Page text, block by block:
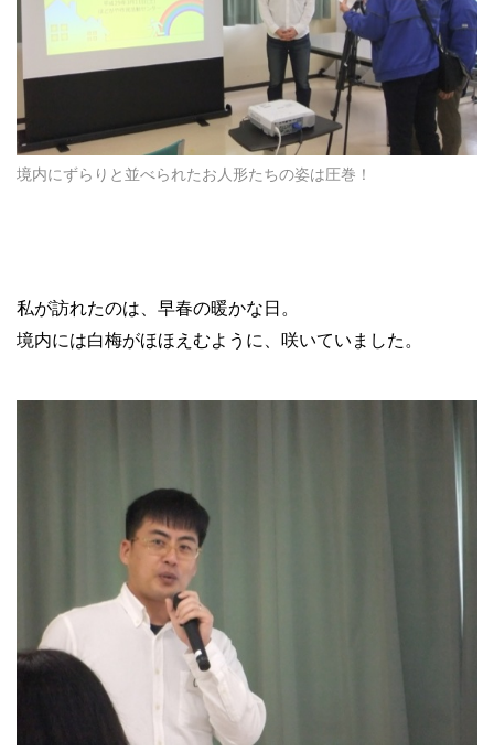
境内にずらりと並べられたお人形たちの姿は圧巻！
私が訪れたのは、早春の暖かな日。
境内には白梅がほほえむように、咲いていました。